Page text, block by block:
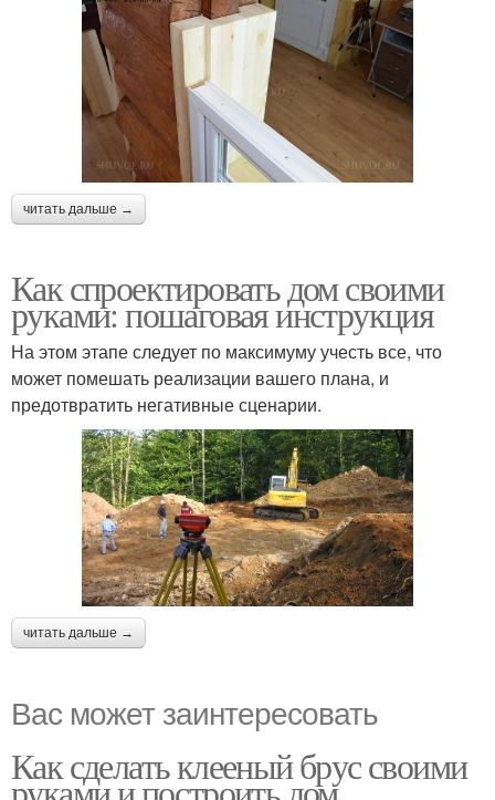
читать дальше →
Как спроектировать дом своими
руками: пошаговая инструкция
На этом этапе следует по максимуму учесть все, что
может помешать реализации вашего плана, и
предотвратить негативные сценарии.
читать дальше →
Вас может заинтересовать
Как сделать клееный брус своими